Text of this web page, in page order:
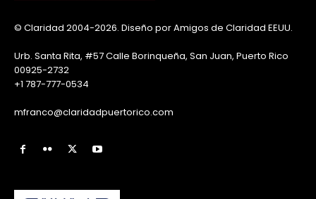
© Claridad 2004-2026. Diseño por Amigos de Claridad EEUU.
Urb. Santa Rita, #57 Calle Borinqueña, San Juan, Puerto Rico
00925-2732
+1 787-777-0534
mfranco@claridadpuertorico.com